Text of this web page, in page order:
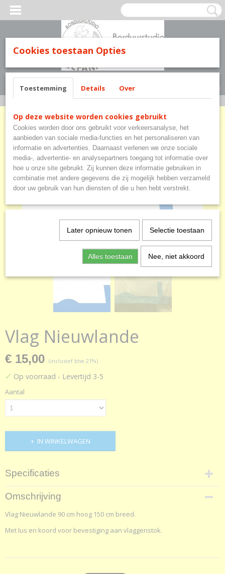
Inloggen Registreren
(0)
Home >Diversen>Vlaggen>Vlag Nieuwlande
Vlag Nieuwlande
€ 15,00 (inclusief btw 21%)
✓ Op voorraad - Levertijd 3-5
Aantal
IN WINKELWAGEN
Specificaties
Netto gewicht
200,00 g
Bruto gewicht
Omschrijving
Vlag Nieuwlande 90 cm hoog 150 cm breed.
Met lus en koord voor bevestiging aan vlaggenstok.
Cookies toestaan Opties
Toestemming Details Over
Op deze website worden cookies gebruikt
Cookies worden door ons gebruikt voor verkeersanalyse, het
aanbieden van sociale media-functies en het personaliseren van
informatie en advertenties. Daarnaast verlenen we onze sociale
media-, advertentie- en analysepartners toegang tot informatie over
hoe u onze site gebruikt. Zij kunnen deze informatie gebruiken in
combinatie met andere gegevens die zij mogelijk hebben verzameld
door uw gebruik van hun diensten of die u hen hebt verstrekt.
Later opnieuw tonen Selectie toestaan
Alles toestaan Nee, niet akkoord